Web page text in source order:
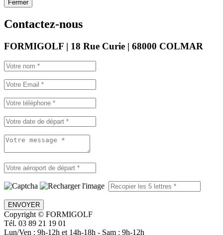
Fermer
Contactez-nous
FORMIGOLF | 18 Rue Curie | 68000 COLMAR
ENVOYER
Copyright © FORMIGOLF
Tél. 03 89 21 19 01
Lun/Ven : 9h-12h et 14h-18h - Sam : 9h-12h